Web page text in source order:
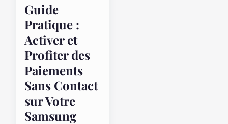
Guide
Pratique :
Activer et
Profiter des
Paiements
Sans Contact
sur Votre
Samsung